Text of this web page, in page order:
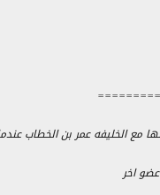
مع الخليفه عمر بن الخطاب
اخر